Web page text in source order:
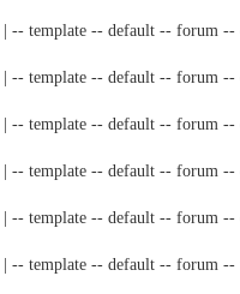
| -- template -- default -- forum
| -- template -- default -- forum
| -- template -- default -- forum
| -- template -- default -- forum
| -- template -- default -- forum
| -- template -- default -- forum